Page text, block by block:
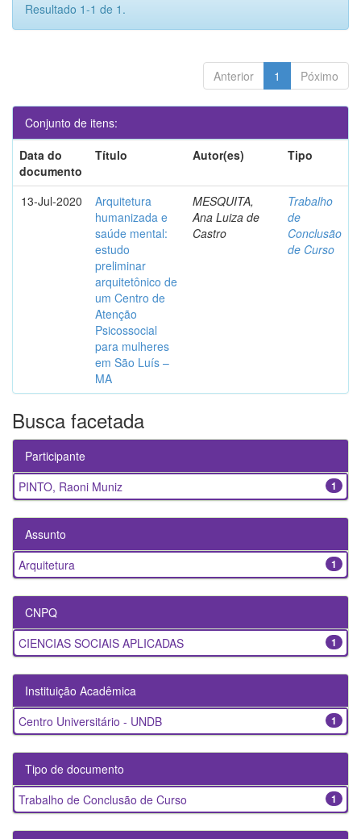
Resultado 1-1 de 1.
Anterior 1 Póximo
Conjunto de itens:
Data do
documento
Título Autor(es) Tipo
13-Jul-2020
Arquitetura
humanizada e
saúde mental:
estudo
preliminar
arquitetônico de
um Centro de
Atenção
Psicossocial
para mulheres
em São Luís –
MA
MESQUITA,
Ana Luiza de
Castro
Trabalho
de
Conclusão
de Curso
Busca facetada
Participante
1
PINTO, Raoni Muniz
Assunto
1
Arquitetura
CNPQ
1
CIENCIAS SOCIAIS APLICADAS
Instituição Acadêmica
1
Centro Universitário - UNDB
Tipo de documento
1
Trabalho de Conclusão de Curso